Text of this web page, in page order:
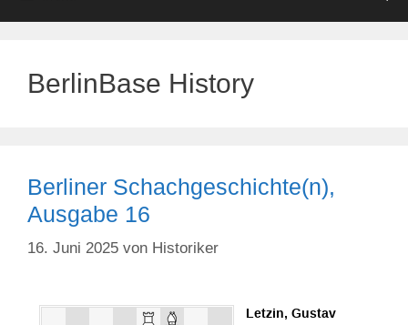
BerlinBase History
Berliner Schachgeschichte(n),
Ausgabe 16
16. Juni 2025 von Historiker